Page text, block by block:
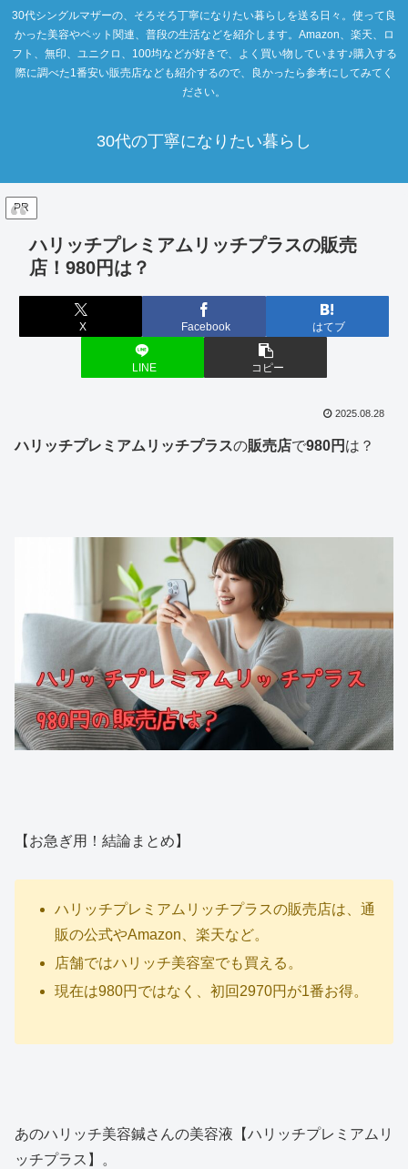
30代シングルマザーの、そろそろ丁寧になりたい暮らしを送る日々。使って良
かった美容やペット関連、普段の生活などを紹介します。Amazon、楽天、ロ
フト、無印、ユニクロ、100均などが好きで、よく買い物しています♪購入する
際に調べた1番安い販売店なども紹介するので、良かったら参考にしてみてく
ださい。
30代の丁寧になりたい暮らし
PR
ハリッチプレミアムリッチプラスの販売
店！980円は？
X Facebook はてブ
LINE コピー
2025.08.28
ハリッチプレミアムリッチプラスの販売店で980円 は？
【お急ぎ用！結論まとめ】
ハリッチプレミアムリッチプラスの販売店は、通
販の公式やAmazon、楽天など。
店舗ではハリッチ美容室でも買える。
現在は980円ではなく、初回2970円が1番お得。
あのハリッチ美容鍼さんの美容液【ハリッチプレミアムリ
ッチプラス】。